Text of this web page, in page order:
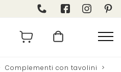
Complementi con tavolini
>